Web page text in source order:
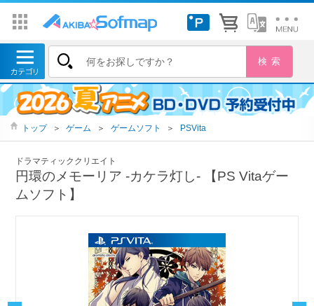
トップ ＞ ゲーム ＞ ゲームソフト ＞ PSVita
ドラマティッククリエイト
円環のメモーリア ‐カケラ灯し- 【PS Vitaゲー
ムソフト】